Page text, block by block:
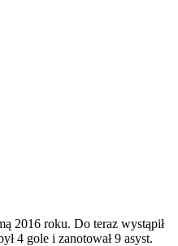
2016 roku. Do teraz wystąpił
4 gole i zanotował 9 asyst.